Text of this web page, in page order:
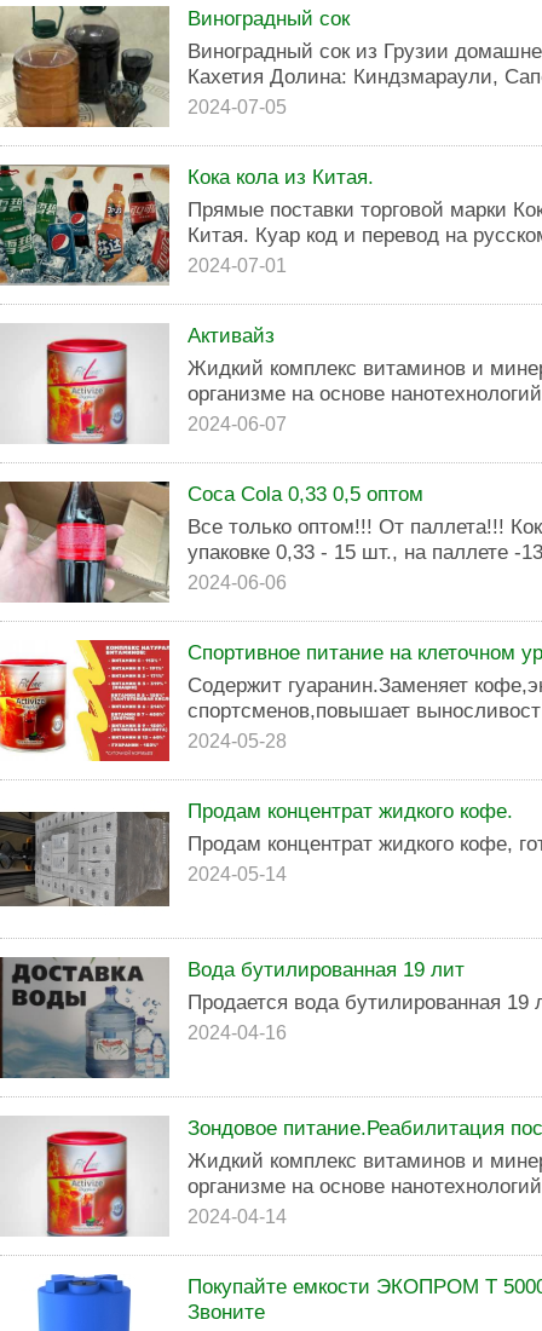
Виноградный сок
Виноградный сок из Грузии
Кахетия Долина: Киндзмараули,
2024-07-05
Кока кола из Китая.
Прямые поставки торговой марки
Китая. Куар код и перевод на
2024-07-01
Активайз
Жидкий комплекс витаминов и
организме на основе
2024-06-07
Coca Cola 0,33 0,5 оптом
Все только оптом!!! От паллета!!!
упаковке 0,33 - 15 шт., на паллете -
2024-06-06
Спортивное питание на клеточном
Содержит гуаранин.Заменяет
спортсменов,повышает
2024-05-28
Продам концентрат жидкого кофе.
Продам концентрат жидкого кофе,
2024-05-14
Вода бутилированная 19 лит
Продается вода бутилированная 19
2024-04-16
Зондовое питание.Реабилитация
Жидкий комплекс витаминов и
организме на основе
2024-04-14
Покупайте емкости ЭКОПРОМ Т
Звоните